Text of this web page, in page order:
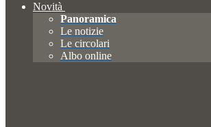
Novità
Panoramica
Le notizie
Le circolari
Albo online